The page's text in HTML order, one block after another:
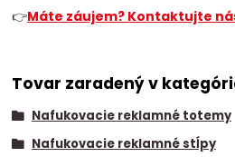
👉Máte záujem? Kontaktujte
Tovar zaradený v
Nafukovacie reklamné totemy
Nafukovacie reklamné stĺpy